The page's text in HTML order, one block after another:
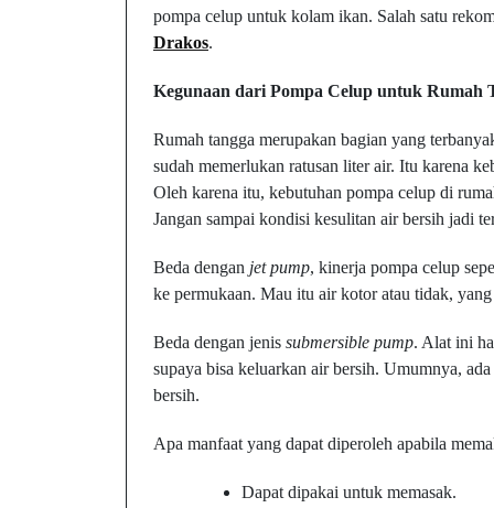
pompa celup untuk kolam ikan. Salah satu
Drakos.
Kegunaan dari Pompa Celup untuk Rumah
Rumah tangga merupakan bagian yang
sudah memerlukan ratusan liter air. Itu karena
Oleh karena itu, kebutuhan pompa celup di
Jangan sampai kondisi kesulitan air bersih jadi
Beda dengan jet pump, kinerja pompa celup
ke permukaan. Mau itu air kotor atau tidak,
Beda dengan jenis submersible pump. Alat ini
supaya bisa keluarkan air bersih. Umumnya,
bersih.
Apa manfaat yang dapat diperoleh apabila
Dapat dipakai untuk memasak.